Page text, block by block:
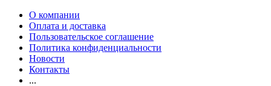
О компании
Оплата и доставка
Пользовательское соглашение
Политика конфиденциальности
Новости
Контакты
...